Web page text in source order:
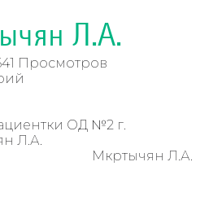
Л.А.
Просмотров
ОД №2 г.
Л.А.
Мкртычян Л.А.